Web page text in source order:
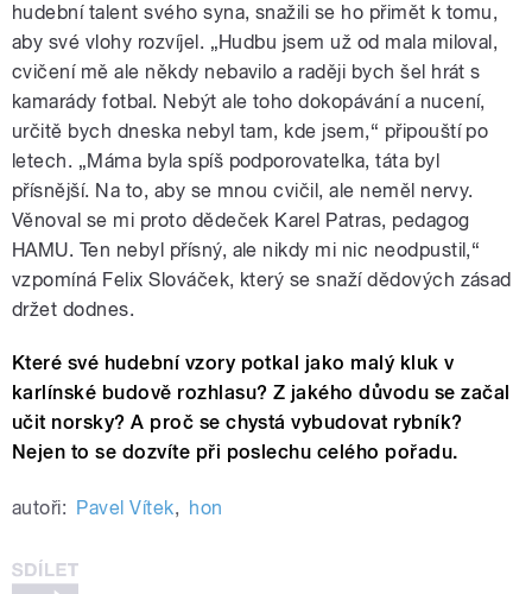
hudební talent svého syna, snažili se ho přimět k tomu,
aby své vlohy rozvíjel. „Hudbu jsem už od mala miloval,
cvičení mě ale někdy nebavilo a raději bych šel hrát s
kamarády fotbal. Nebýt ale toho dokopávání a nucení,
určitě bych dneska nebyl tam, kde jsem,“ připouští po
letech. „Máma byla spíš podporovatelka, táta byl
přísnější. Na to, aby se mnou cvičil, ale neměl nervy.
Věnoval se mi proto dědeček Karel Patras, pedagog
HAMU. Ten nebyl přísný, ale nikdy mi nic neodpustil,“
vzpomíná Felix Slováček, který se snaží dědových zásad
držet dodnes.
Které své hudební vzory potkal jako malý kluk v
karlínské budově rozhlasu? Z jakého důvodu se začal
učit norsky? A proč se chystá vybudovat rybník?
Nejen to se dozvíte při poslechu celého pořadu.
autoři: Pavel Vítek, hon